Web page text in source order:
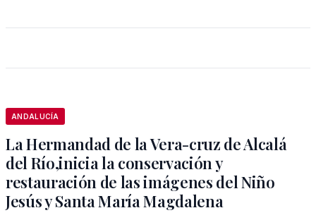
ANDALUCÍA
La Hermandad de la Vera-cruz de Alcalá
del Río,inicia la conservación y
restauración de las imágenes del Niño
Jesús y Santa María Magdalena